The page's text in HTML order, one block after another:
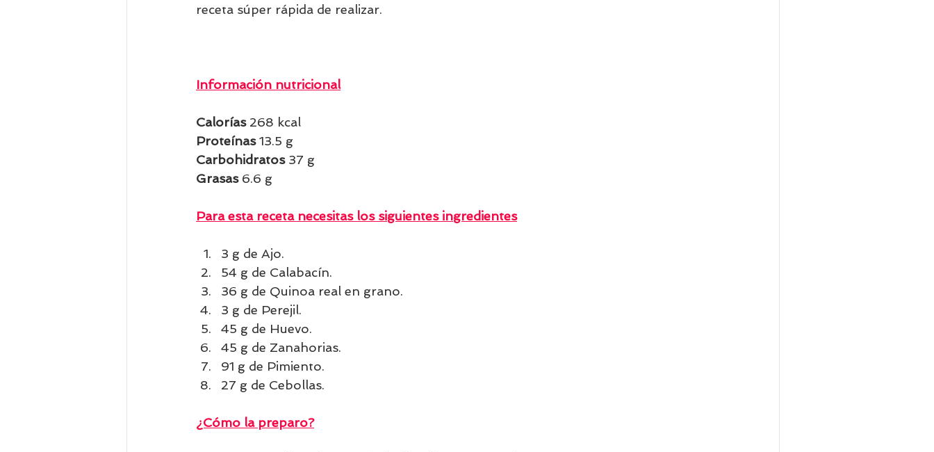
receta súper rápida de realizar.
Información nutricional
Calorías 268 kcal
Proteínas 13.5 g
Carbohidratos 37 g
Grasas 6.6 g
Para esta receta necesitas los siguientes ingredientes
3 g de Ajo.
54 g de Calabacín.
36 g de Quinoa real en grano.
3 g de Perejil.
45 g de Huevo.
45 g de Zanahorias.
91 g de Pimiento.
27 g de Cebollas.
¿Cómo la preparo?